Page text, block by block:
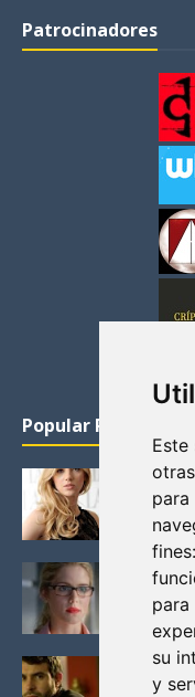
para
fines:
para
su
y
Patrocinadores
Popular Posts
VIKINGOS
Junio 14,
MAS
BLACK
LA